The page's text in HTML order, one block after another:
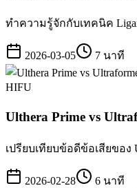
ทำความรู้จักกับเทคนิค
2026-03-05 7 นาที
HIFU
Ulthera Prime vs
เปรียบเทียบข้อดีข้อเสียของ
2026-02-28 6 นาที